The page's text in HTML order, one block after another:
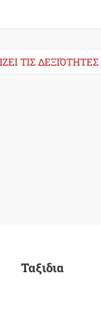
ΤΙΣ
Ταξιδια